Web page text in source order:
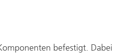
befestigt. Dabei